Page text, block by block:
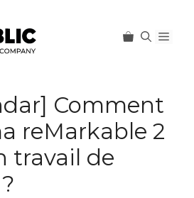
Comment
reMarkable 2
travail de